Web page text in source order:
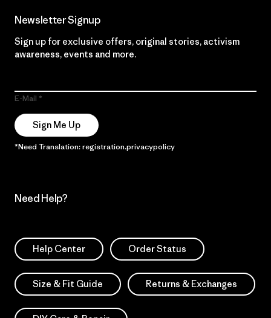
Newsletter Signup
Sign up for exclusive offers, original stories, activism
awareness, events and more.
E-Mail
Sign Me Up
*Need Translation: registration.privacypolicy
Need Help?
Help Center Order Status
Size & Fit Guide Returns & Exchanges